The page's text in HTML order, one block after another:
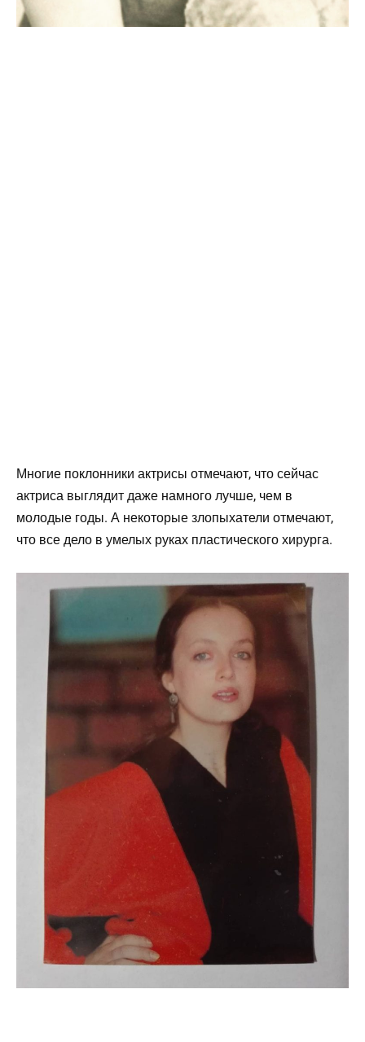
Многие поклонники актрисы отмечают, что сейчас
актриса выглядит даже намного лучше, чем в
молодые годы. А некоторые злопыхатели отмечают,
что все дело в умелых руках пластического хирурга.